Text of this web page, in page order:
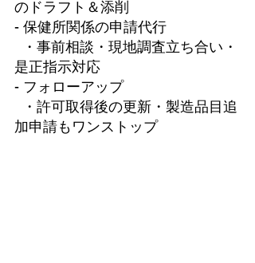
のドラフト＆添削
- 保健所関係の申請代行
是正指示対応
- フォローアップ
加申請もワンストップ